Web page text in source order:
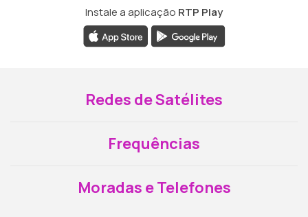
Instale a aplicação RTP Play
Redes de Satélites
Frequências
Moradas e Telefones